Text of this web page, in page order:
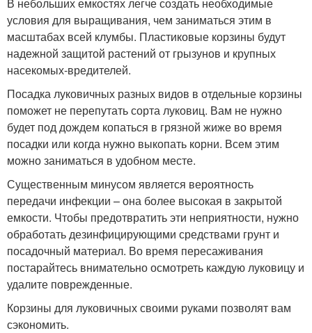
условия для выращивания, чем заниматься этим в
масштабах всей клумбы. Пластиковые корзины будут
надежной защитой растений от грызунов и крупных
насекомых-вредителей.
Посадка луковичных разных видов в отдельные корзины
поможет не перепутать сорта луковиц. Вам не нужно
будет под дождем копаться в грязной жиже во время
посадки или когда нужно выкопать корни. Всем этим
можно заниматься в удобном месте.
Существенным минусом является вероятность
передачи инфекции – она более высокая в закрытой
емкости. Чтобы предотвратить эти неприятности, нужно
обработать дезинфицирующими средствами грунт и
посадочный материал. Во время пересаживания
постарайтесь внимательно осмотреть каждую луковицу и
удалите поврежденные.
Корзины для луковичных своими руками позволят вам
сэкономить.